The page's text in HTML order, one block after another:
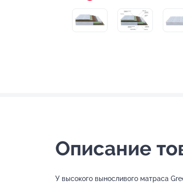
Описание
У высокого выносливого матраса